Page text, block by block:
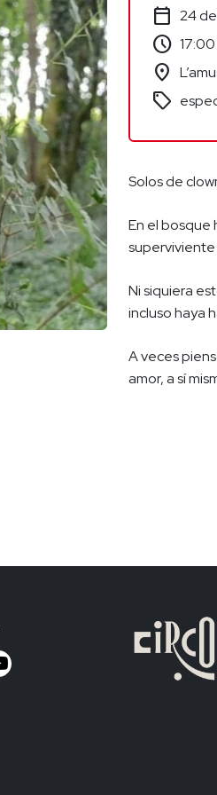
calendar_today 24
schedule
location_on
sell
Solos de
En el bosque
superviviente
Ni siquiera
incluso haya
A veces
amor, a sí